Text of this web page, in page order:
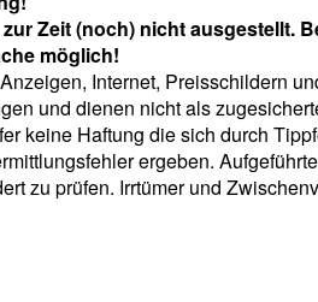
Zeit (noch) nicht ausgestellt.
möglich!
Internet, Preisschildern
und dienen nicht als
keine Haftung die sich durch
ergeben.
zu prüfen. Irrtümer und